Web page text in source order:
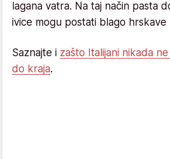
lagana vatra. Na taj način pasta
ivice mogu postati blago hrskave
Saznajte i zašto Italijani nikada
do kraja.